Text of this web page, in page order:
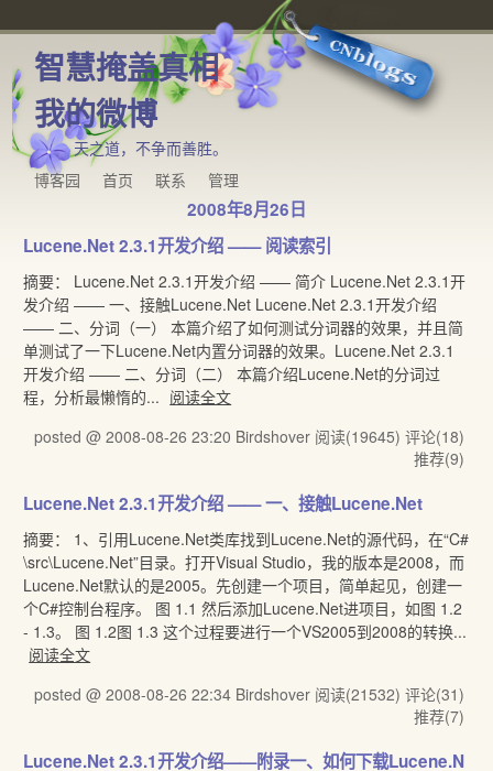
智慧掩盖真相
我的微博
天之道，不争而善胜。
博客园
首页 联系 管理
2008年8月26日
Lucene.Net 2.3.1开发介绍 —— 阅读索引
摘要： Lucene.Net 2.3.1开发介绍 —— 简介 Lucene.Net 2.3.1开
发介绍 —— 一、接触Lucene.Net Lucene.Net 2.3.1开发介绍
—— 二、分词（一） 本篇介绍了如何测试分词器的效果，并且简
单测试了一下Lucene.Net内置分词器的效果。Lucene.Net 2.3.1
开发介绍 —— 二、分词（二） 本篇介绍Lucene.Net的分词过
程，分析最懒惰的... 阅读全文
posted @ 2008-08-26 23:20 Birdshover 阅读(19645) 评论(18)
推荐(9)
Lucene.Net 2.3.1开发介绍 —— 一、接触Lucene.Net
摘要： 1、引用Lucene.Net类库找到Lucene.Net的源代码，在“C#
\src\Lucene.Net”目录。打开Visual Studio，我的版本是2008，而
Lucene.Net默认的是2005。先创建一个项目，简单起见，创建一
个C#控制台程序。 图 1.1 然后添加Lucene.Net进项目，如图 1.2
- 1.3。 图 1.2图 1.3 这个过程要进行一个VS2005到2008的转换...
阅读全文
posted @ 2008-08-26 22:34 Birdshover 阅读(21532) 评论(31)
推荐(7)
Lucene.Net 2.3.1开发介绍——附录一、如何下载Lucene.N